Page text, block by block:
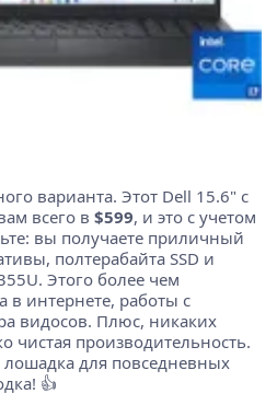
варианта. Этот Dell 15.6" с
всего в $599, и это с учетом
вы получаете приличный
полтерабайта SSD и
Этого более чем
в интернете, работы с
видосов. Плюс, никаких
производительность.
для повседневных
👍